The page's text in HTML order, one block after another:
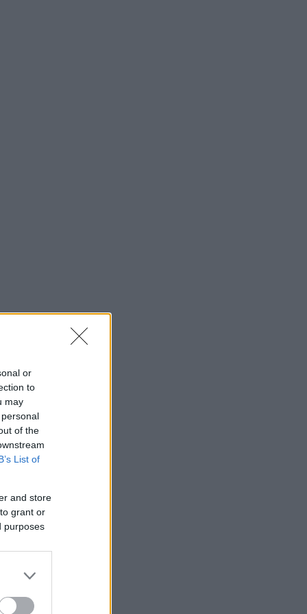
or
to
may
of the
List of
and store
grant or
purposes